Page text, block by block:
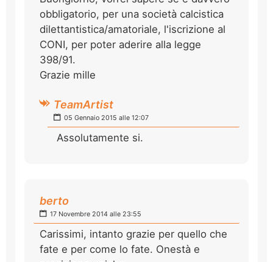
obbligatorio, per una società calcistica
dilettantistica/amatoriale, l'iscrizione al
CONI, per poter aderire alla legge
398/91.
Grazie mille
TeamArtist
05 Gennaio 2015 alle 12:07
Assolutamente si.
berto
17 Novembre 2014 alle 23:55
Carissimi, intanto grazie per quello che
fate e per come lo fate. Onestà e